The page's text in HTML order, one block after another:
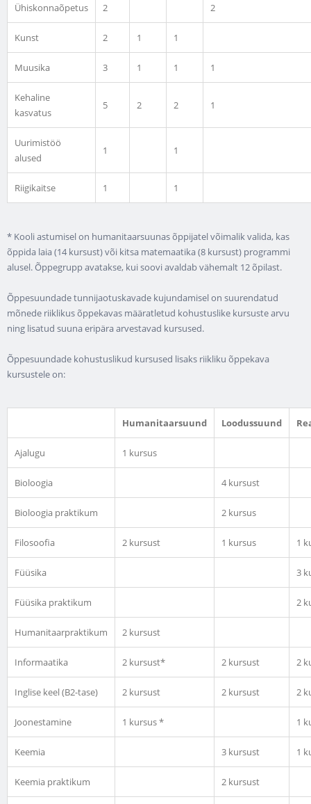
Ühiskonnaõpetus 2 2
Kunst 2 1 1
Muusika 3 1 1 1
Kehaline
kasvatus
5 2 2
Uurimistöö
alused
1 1
Riigikaitse 1 1
* Kooli astumisel on humanitaarsuunas õppijatel võimalik valida, kas
õppida laia (14 kursust) või kitsa matemaatika (8 kursust) programmi
alusel. Õppegrupp avatakse, kui soovi avaldab vähemalt 12 õpilast.
Õppesuundade tunnijaotuskavade kujundamisel on suurendatud
mõnede riiklikus õppekavas määratletud kohustuslike kursuste arvu
ning lisatud suuna eripära arvestavad kursused.
Õppesuundade kohustuslikud kursused lisaks riikliku õppekava
kursustele on:
Humanitaarsuund Loodussuund
Ajalugu 1 kursus
Bioloogia 4 kursust
Bioloogia praktikum 2 kursus
Filosoofia 2 kursust 1 kursus 1
Füüsika 3
Füüsika praktikum 2
Humanitaarpraktikum 2 kursust
Informaatika 2 kursust* 2 kursust 2
Inglise keel (B2-tase) 2 kursust 2 kursust 2
Joonestamine 1 kursus * 1
Keemia 3 kursust 1
Keemia praktikum 2 kursust